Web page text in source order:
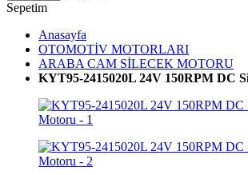
Sepetim
Anasayfa
OTOMOTİV MOTORLARI
ARABA CAM SİLECEK MOTORU
KYT95-2415020L 24V 150RPM DC